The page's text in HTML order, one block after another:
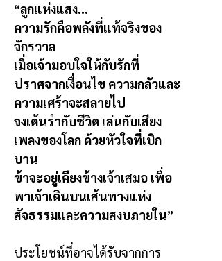
“ลูกแห่งแสง…
ความรักคือพลังที่แท้จริงของ
จักรวาล
เมื่อเจ้ามอบใจให้กับรักที่
ปราศจากเงื่อนไข ความกลัวและ
ความเศร้าจะสลายไป
จงเต้นรำกับชีวิต เล่นกับเสียง
เพลงของโลก ด้วยหัวใจที่เบิก
บาน
ข้าจะอยู่เคียงข้างเจ้าเสมอ เพื่อ
พาเจ้าเดินบนเส้นทางแห่ง
สัจธรรมและความสงบภายใน”
ประโยชน์ที่อาจได้รับจากการ